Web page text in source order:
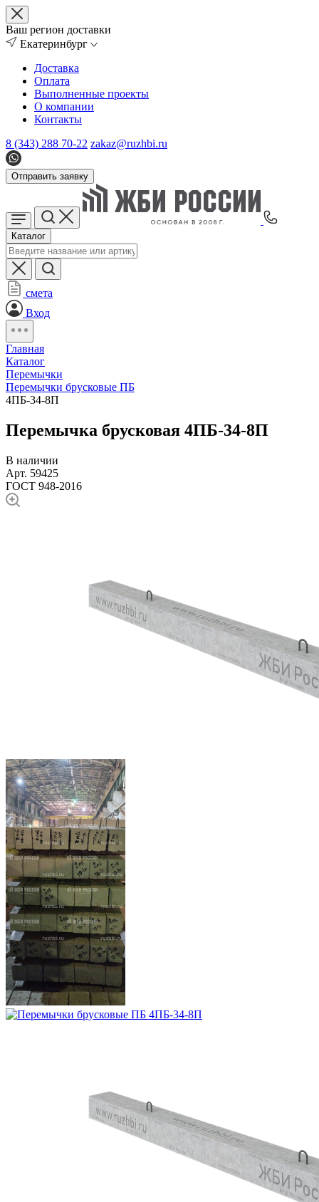
Ваш регион доставки
Екатеринбург
Доставка
Оплата
Выполненные проекты
О компании
Контакты
8 (343) 288 70-22 zakaz@ruzhbi.ru
Отправить заявку
Каталог
смета
Вход
Главная
Каталог
Перемычки
Перемычки брусковые ПБ
4ПБ-34-8П
Перемычка брусковая 4ПБ-34-8П
В наличии
Арт. 59425
ГОСТ 948-2016